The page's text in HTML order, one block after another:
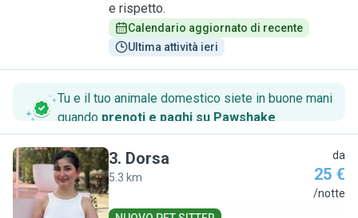
e rispetto.
Calendario aggiornato di recente
Ultima attività ieri
Tu e il tuo animale domestico siete in buone mani
quando prenoti e paghi su Pawshake.
D
3. Dorsa
5.3 km
da
25 €
/notte